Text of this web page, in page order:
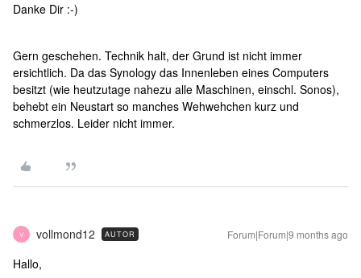
Danke Dir :-)
Gern geschehen. Technik halt, der Grund ist nicht immer
ersichtlich. Da das Synology das Innenleben eines Computers
besitzt (wie heutzutage nahezu alle Maschinen, einschl. Sonos),
behebt ein Neustart so manches Wehwehchen kurz und
schmerzlos. Leider nicht immer.
V vollmond12 AUTOR Forum|Forum|9 months ago
Hallo,